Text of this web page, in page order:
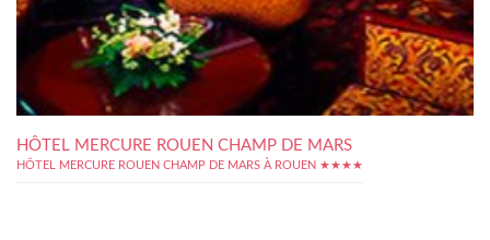
HÔTEL MERCURE ROUEN CHAMP DE MARS
HÔTEL MERCURE ROUEN CHAMP DE MARS À ROUEN ★★★★